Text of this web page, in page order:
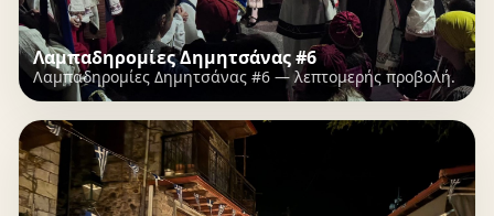
Λαμπαδηρομίες Δημητσάνας #6
Λαμπαδηρομίες Δημητσάνας #6 — λεπτομερής προβολή.